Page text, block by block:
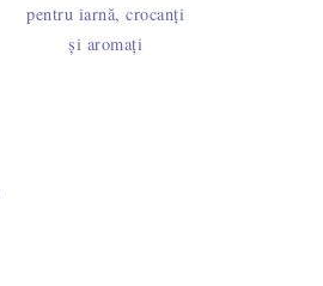
pentru iarnă, crocanți
și aromați